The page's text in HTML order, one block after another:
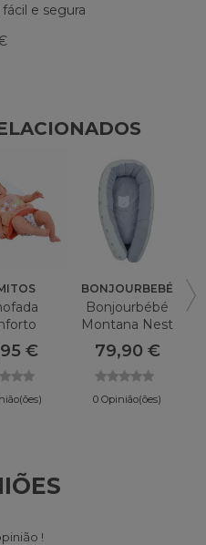
e segura
€
BONJOURBEBÉ
Bonjourbébé
Montana Nest
Cushion
79,90 €
0 Opinião(ões)
!